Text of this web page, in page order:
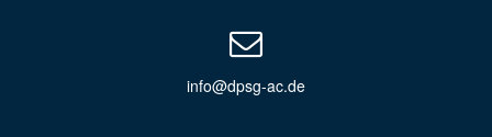
info@dpsg-ac.de